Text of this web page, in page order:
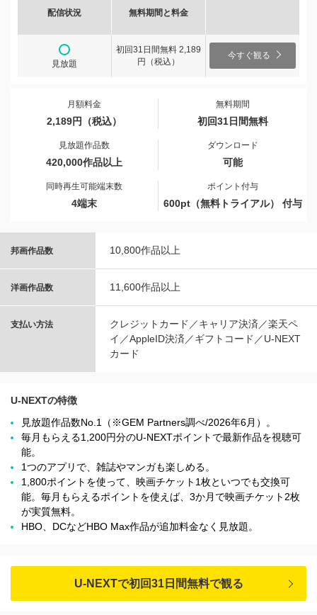
配信状況 無料期間と料金
見放題
初回31日間無料 2,189
円（税込）
今すぐ観る
月額料金
2,189円（税込）
無料期間
初回31日間無料
見放題作品数
420,000作品以上
ダウンロード
可能
同時再生可能端末数
4端末
ポイント付与
600pt（無料トライアル） 付与
邦画作品数 10,800作品以上
洋画作品数 11,600作品以上
支払い方法
クレジットカード／キャリア決済／楽天ペ
イ／AppleID決済／ギフトコード／U-NEXT
カード
U-NEXTの特徴
見放題作品数No.1（※GEM Partners調べ/2026年6⽉）。
毎月もらえる1,200円分のU-NEXTポイントで最新作品を視聴可
能。
1つのアプリで、雑誌やマンガも楽しめる。
1,800ポイントを使って、映画チケット1枚といつでも交換可
能。毎月もらえるポイントを使えば、3か月で映画チケット2枚
が実質無料。
HBO、DCなどHBO Max作品が追加料金なく見放題。
U-NEXTで初回31日間無料で観る